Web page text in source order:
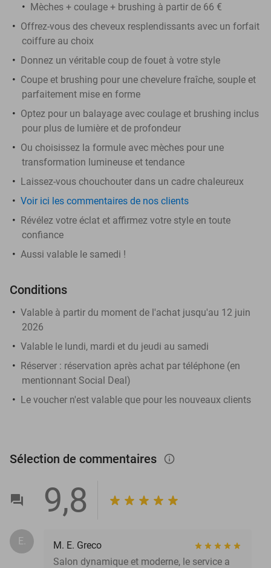
Mèches + coulage + brushing à partir de 66 €
Offrez-vous des cheveux resplendissants avec un forfait
coiffure au choix
Donnez un véritable coup de fouet à votre style
Coupe et brushing pour une chevelure fraîche, souple et
parfaitement mise en forme
Optez pour un balayage avec coulage et brushing inclus
pour plus de lumière et de profondeur
Ou choisissez la formule avec mèches pour une
transformation lumineuse et tendance
Laissez-vous chouchouter dans un cadre chaleureux
Voir ici les commentaires de nos clients
Révélez votre éclat et affirmez votre style en toute
confiance
Aussi valable le samedi !
Conditions
Valable à partir du moment de l'achat jusqu'au 12 juin
2026
Valable le lundi, mardi et du jeudi au samedi
Réserver : réservation après achat par téléphone (en
mentionnant Social Deal)
Le voucher n'est valable que pour les nouveaux clients
Sélection de commentaires info_outlined
9,8
E.
M. E. Greco
Salon dynamique et moderne, le service a